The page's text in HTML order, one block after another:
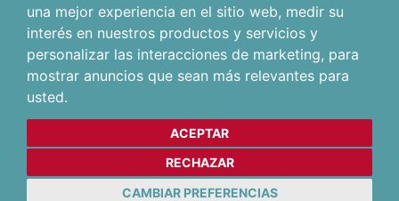
una mejor experiencia en el sitio web, medir su
interés en nuestros productos y servicios y
personalizar las interacciones de marketing, para
mostrar anuncios que sean más relevantes para
usted.
ACEPTAR
RECHAZAR
CAMBIAR PREFERENCIAS